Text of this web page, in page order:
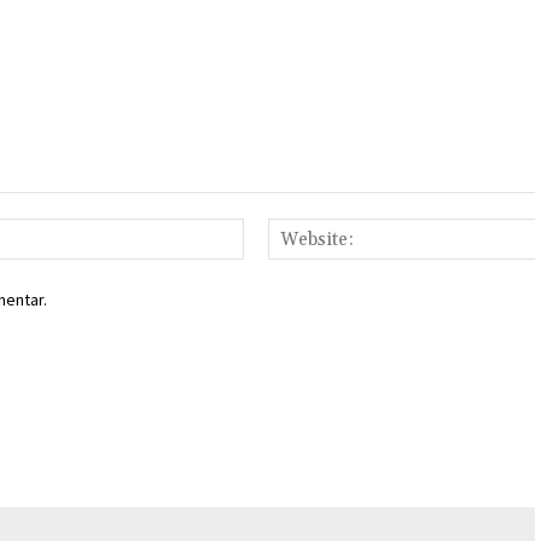
Email:*